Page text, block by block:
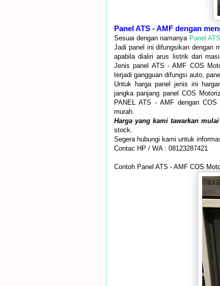
Panel ATS - AMF dengan
Sesuai dengan namanya Panel
Jadi panel ini difungsikan dengan
apabila dialiri arus listrik dari
Jenis panel ATS - AMF COS
terjadi gangguan difungsi auto,
Untuk harga panel jenis ini
jangka panjang panel COS
PANEL ATS - AMF dengan
murah.
Harga yang kami tawarkan mulai
stock.
Segera hubungi kami untuk
Contac HP / WA : 08123287421
Contoh Panel ATS - AMF COS